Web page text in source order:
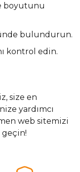
boyutunu
bulundurun.
kontrol edin.
size en
yardımcı
web sitemizi